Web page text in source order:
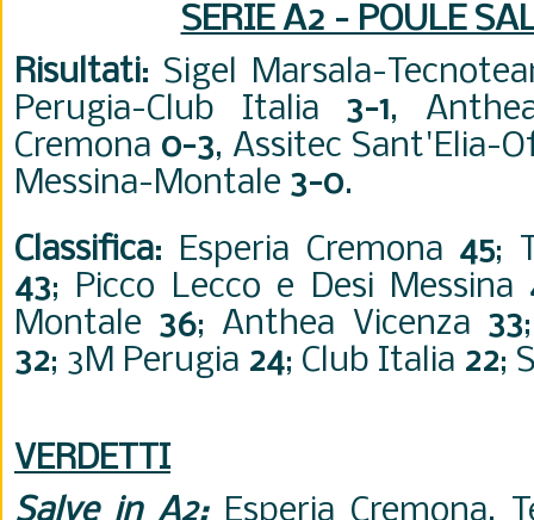
SERIE A2 - POULE
Risultati: Sigel Marsala-
Perugia-Club Italia 3-1,
Cremona 0-3, Assitec Sant'Elia-
Messina-Montale 3-0.
Classifica: Esperia Cremona 45;
43; Picco Lecco e Desi Messina
Montale 36; Anthea Vicenza 33
32; 3M Perugia 24; Club Italia 22;
VERDETTI
Salve in A2:Esperia Cremona,